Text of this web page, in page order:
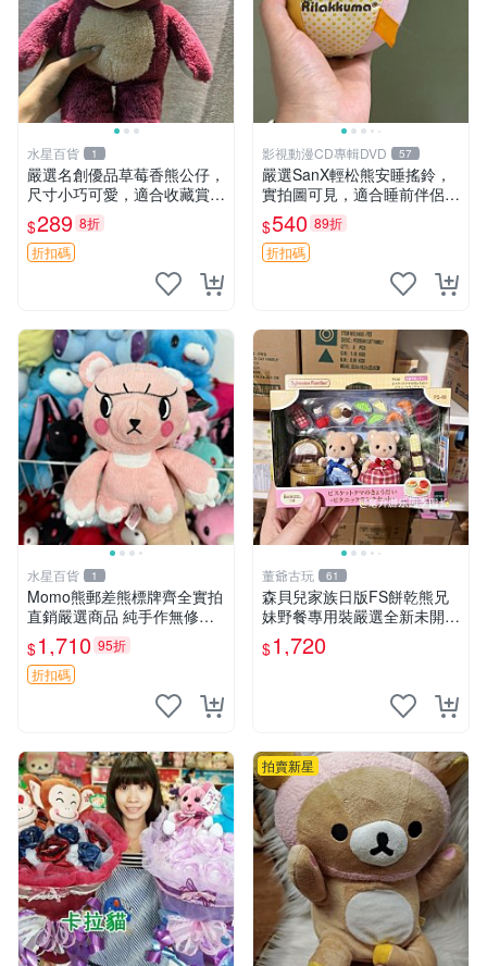
水星百貨 1
嚴選名創優品草莓香熊公仔，
尺寸小巧可愛，適合收藏賞玩
30cm 玩具 公仔 草莓熊
$289 8折
折扣碼
影視動漫CD專輯DVD 57
嚴選SanX輕松熊安睡搖鈴，
實拍圖可見，適合睡前伴侶，
Picks安撫好物 0325 懸吊 電
腦
$540 89折
折扣碼
水星百貨 1
Momo熊郵差熊標牌齊全實拍
直銷嚴選商品 純手作無修圖
可收藏 郵差熊 Momo熊 標牌
商品
$1,710 95折
折扣碼
董爺古玩 61
森貝兒家族日版FS餅乾熊兄
妹野餐專用裝嚴選全新未開
封，包含兩組大童款紙盒裝，
適合收藏與分享。 餅乾熊兄
$1,720
拍賣新星